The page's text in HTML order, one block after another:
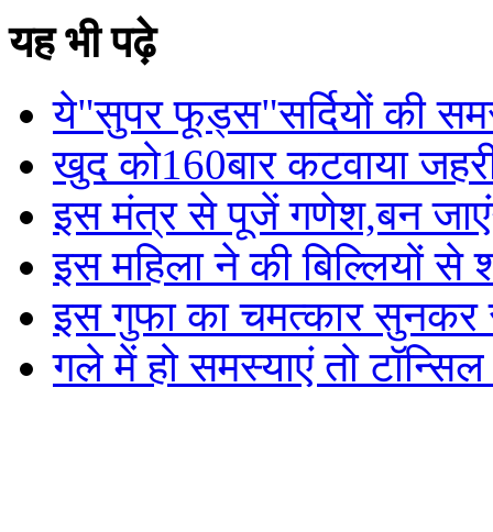
यह भी पढ़े
ये"सुपर फूड्स"सर्दियों की
खुद को160बार कटवाया
इस मंत्र से पूजें गणेश,बन
इस महिला ने की बिल्लियों से
इस गुफा का चमत्कार सुनकर
गले में हो समस्याएं तो